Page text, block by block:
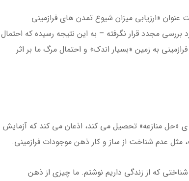
عنوان «ارزیابی میزان شیوع تمدن های فرازمینی
مجدد قرار نگرفته – به این نتیجه رسیده که احتمال
به زمین «بسیار اندک» و احتمال مرگ ما بر اثر
ی «حل منازعه» تحصیل می کند، اذعان می کند که آزمایش
عدم شناخت از ساز و کار ذهن موجودات فرازمینی.
که از زندگی داریم نوشتم. ما چیزی از ذهن